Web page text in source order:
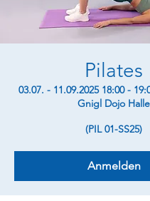
Pilates
03.07. - 11.09.2025 18:00 -
Gnigl Dojo Halle
(PIL 01-SS25)
Anmelden